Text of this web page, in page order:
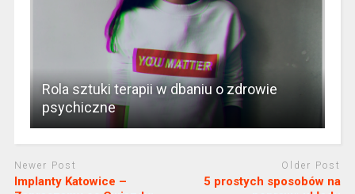
Rola sztuki terapii w dbaniu o zdrowie
psychiczne
Newer Post
Implanty Katowice –
Older Post
5 prostych sposobów na